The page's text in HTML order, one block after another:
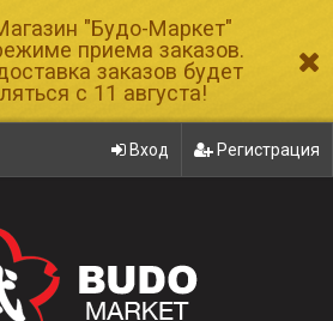
"Будо-Маркет"
приема заказов.
заказов будет
с 11 августа!
Вход Регистрация